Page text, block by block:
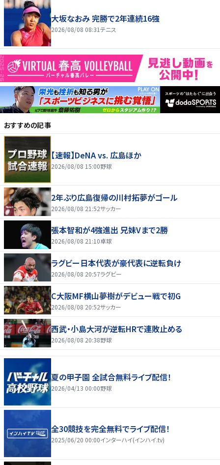
大坂なおみ 完勝で2年連続16強
2026/08/08 08:31テニス
おすすめの記事
【速報】DeNA vs. 広島ほか
2026/08/08 15:00野球
2年ぶり広島復帰の川村拓夢がゴール
2026/08/08 21:52サッカー
張本智和が4強進出 兄妹Vまで2勝
2026/08/08 21:10卓球
ラグビー日本代表が豪代表に逆転負け
2026/08/08 20:57ラグビー
C大阪MF横山夢樹がデビュー戦で初G
2026/08/08 20:52サッカー
西武・小島大河が逆転HRで連敗止める
2026/08/08 20:38野球
夏の甲子園 全試合無料ライブ配信！
2026/04/13 00:00野球
全30競技を完全無料でライブ配信！
2025/06/20 00:00インターハイ(インハイ.tv)